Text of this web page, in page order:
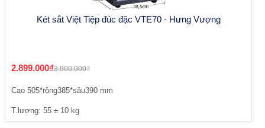
Két sắt Việt Tiệp đúc đặc VTE70 - Hưng Vượng
2.899.000₫3.900.000₫
Cao 505*rộng385*sâu390 mm
T.lượng: 55 ± 10 kg